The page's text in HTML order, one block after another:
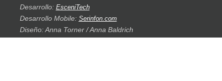
Desarrollo: EsceniTech
Desarrollo Mobile: Serinfon.com
Diseño: Anna Torner / Anna Baldrich